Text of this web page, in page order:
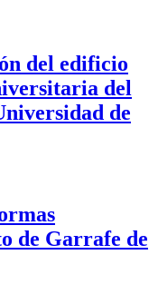
del edificio
del
de
de Garrafe de